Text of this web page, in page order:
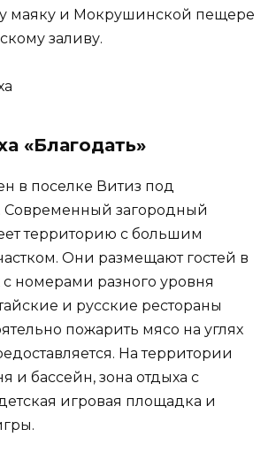
маяку и Мокрушинской пещере
заливу.
«Благодать»
в поселке Витиз под
Современный загородный
территорию с большим
Они размещают гостей в
номерами разного уровня
и русские рестораны
пожарить мясо на углях
На территории
и бассейн, зона отдыха с
игровая площадка и